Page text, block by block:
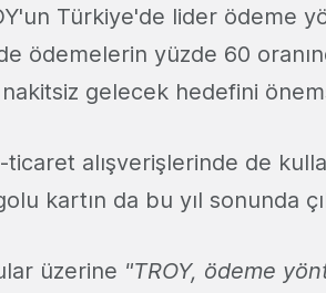
Türkiye'de lider ödeme
ödemelerin yüzde 60
nakitsiz gelecek hedefini
ticaret alışverişlerinde de
kartın da bu yıl sonunda
üzerine "TROY, ödeme